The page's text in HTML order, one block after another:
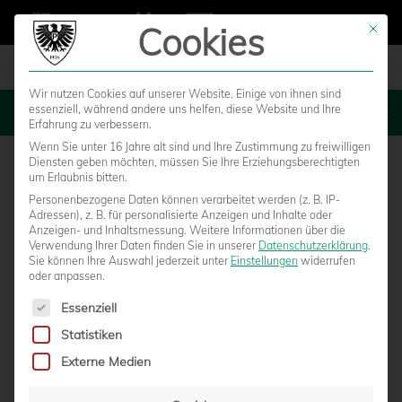
MENU
O-TÖNE ZUM 3:0-ERFOLG GEGEN ENERGIE
Mit
Cookies
Wir nutzen Cookies auf unserer Website. Einige von ihnen sind
essenziell, während andere uns helfen, diese Website und Ihre
Erfahrung zu verbessern.
Wenn Sie unter 16 Jahre alt sind und Ihre Zustimmung zu freiwilligen
Diensten geben möchten, müssen Sie Ihre Erziehungsberechtigten
um Erlaubnis bitten.
Personenbezogene Daten können verarbeitet werden (z. B. IP-
Adressen), z. B. für personalisierte Anzeigen und Inhalte oder
Anzeigen- und Inhaltsmessung. Weitere Informationen über die
Verwendung Ihrer Daten finden Sie in unserer Datenschutzerklärung.
Sie können Ihre Auswahl jederzeit unter Einstellungen widerrufen
oder anpassen.
Es folgt eine Liste der Service-Gruppen, für die eine
Essenziell
Statistiken
Externe Medien